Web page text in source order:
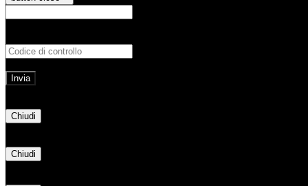
Chiudi
Chiudi